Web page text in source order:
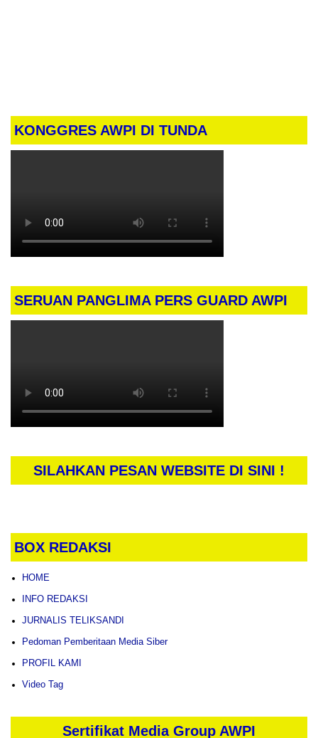
KONGGRES AWPI DI TUNDA
SERUAN PANGLIMA PERS GUARD AWPI
SILAHKAN PESAN WEBSITE DI SINI !
BOX REDAKSI
HOME
INFO REDAKSI
JURNALIS TELIKSANDI
Pedoman Pemberitaan Media Siber
PROFIL KAMI
Video Tag
Sertifikat Media Group AWPI